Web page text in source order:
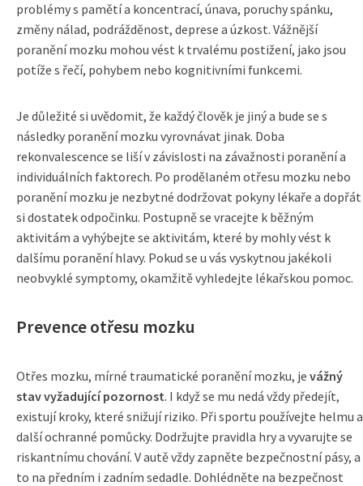
problémy s pamětí a koncentrací, únava, poruchy spánku,
změny nálad, podrážděnost, deprese a úzkost. Vážnější
poranění mozku mohou vést k trvalému postižení, jako jsou
potíže s řečí, pohybem nebo kognitivními funkcemi.
Je důležité si uvědomit, že každý člověk je jiný a bude se s
následky poranění mozku vyrovnávat jinak. Doba
rekonvalescence se liší v závislosti na závažnosti poranění a
individuálních faktorech. Po prodělaném otřesu mozku nebo
poranění mozku je nezbytné dodržovat pokyny lékaře a dopřát
si dostatek odpočinku. Postupně se vracejte k běžným
aktivitám a vyhýbejte se aktivitám, které by mohly vést k
dalšímu poranění hlavy. Pokud se u vás vyskytnou jakékoli
neobvyklé symptomy, okamžitě vyhledejte lékařskou pomoc.
Prevence otřesu mozku
Otřes mozku, mírné traumatické poranění mozku, je vážný
stav vyžadující pozornost. I když se mu nedá vždy předejít,
existují kroky, které snižují riziko. Při sportu používejte helmu a
další ochranné pomůcky. Dodržujte pravidla hry a vyvarujte se
riskantnímu chování. V autě vždy zapněte bezpečnostní pásy, a
to na předním i zadním sedadle. Dohlédněte na bezpečnost